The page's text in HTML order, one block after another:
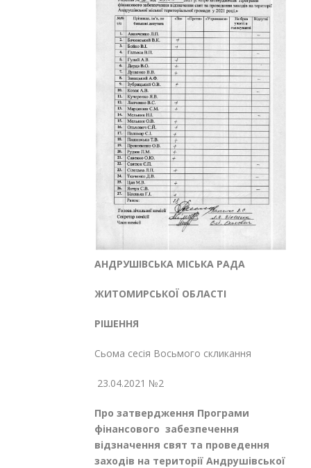
АНДРУШІВСЬКА МІСЬКА РАДА
ЖИТОМИРСЬКОЇ ОБЛАСТІ
РІШЕННЯ
Сьома сесія Восьмого скликання
23.04.2021 №2
Про затвердження Програми
фінансового забезпечення
відзначення свят та проведення
заходів на території Андрушівської